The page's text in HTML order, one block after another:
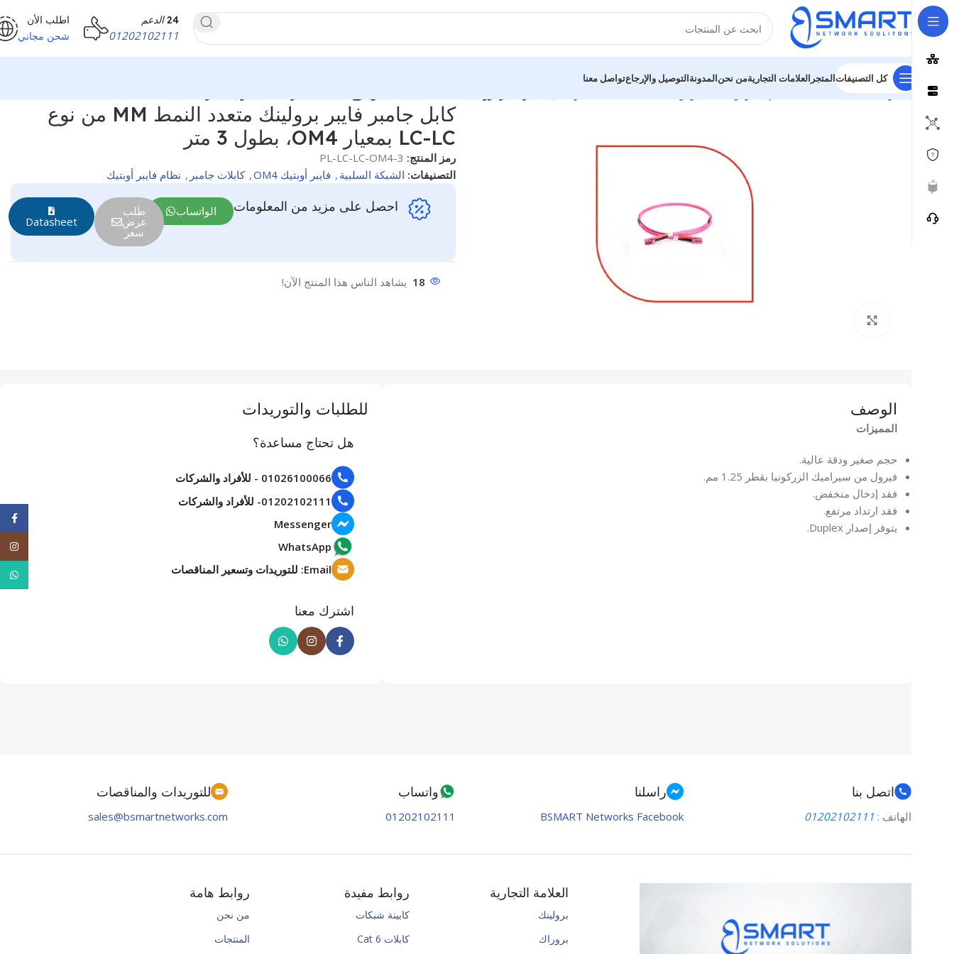
24 الدعم
01202102111
اطلب الأن
شحن مجاني
كل التصنيفاتالمتجر العلامات التجاريةمن نحنالمدونةالتوصيل والإرجاعتواصل معنا
الرئيسية الشبكة السلبية
كابل جامبر فايبر برولينك متعدد النمط MM من نوع
LC-LC بمعيار OM4، بطول 3 متر
رمز المنتج: PL-LC-LC-OM4-3
التصنيفات: الشبكة السلبية , فايبر أوبتيك OM4 , كابلات جامبر , نظام فايبر أوبتيك
احصل على مزيد من المعلومات الواتساب طلب
عرض
سعر
Datasheet
18 يشاهد الناس هذا المنتج الآن!
الوصف
المميزات
حجم صغير ودقة عالية.
فيرول من سيراميك الزركونيا بقطر 1.25 مم.
فقد إدخال منخفض.
فقد ارتداد مرتفع.
يتوفر إصدار Duplex.
للطلبات والتوريدات
هل تحتاج مساعدة؟
01026100066 - للأفراد والشركات
01202102111- للأفراد والشركات
Messenger
WhatsApp
Email: للتوريدات وتسعير المناقصات
اشترك معنا
اتصل بنا
الهاتف : 01202102111
راسلنا
BSMART Networks Facebook
واتساب
01202102111
للتوريدات والمناقصات
sales@bsmartnetworks.com
العلامة التجارية
برولينك
بروراك
روابط مفيدة
كابينة شبكات
كابلات Cat 6
روابط هامة
من نحن
المنتجات